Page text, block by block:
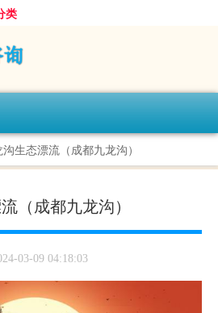
类
生态漂流（成都九龙沟）
（成都九龙沟）
03-09 04:18:03